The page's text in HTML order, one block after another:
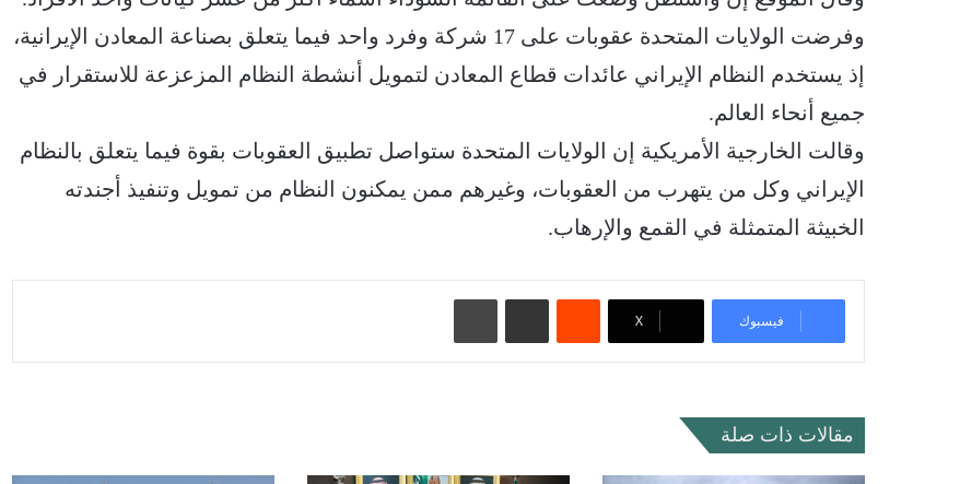
وفرضت الولايات المتحدة عقوبات على 17 شركة وفرد واحد فيما يتعلق بصناعة المعادن الإيرانية،
إذ يستخدم النظام الإيراني عائدات قطاع المعادن لتمويل أنشطة النظام المزعزعة للاستقرار في
جميع أنحاء العالم.
وقالت الخارجية الأمريكية إن الولايات المتحدة ستواصل تطبيق العقوبات بقوة فيما يتعلق بالنظام
الإيراني وكل من يتهرب من العقوبات، وغيرهم ممن يمكنون النظام من تمويل وتنفيذ أجندته
الخبيثة المتمثلة في القمع والإرهاب.
فيسبوك ‫X
مقالات ذات صلة